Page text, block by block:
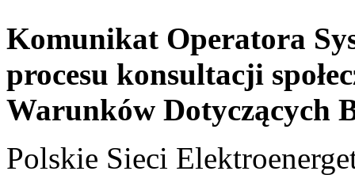
Komunikat Operatora
procesu konsultacji
Warunków Dotyczących
Polskie Sieci